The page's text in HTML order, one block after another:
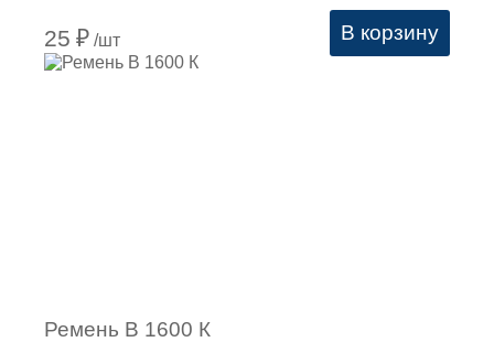
25 ₽ /шт В корзину
Ремень В 1600 К